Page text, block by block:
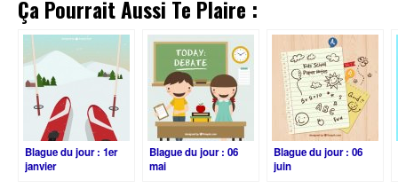
Ça Pourrait Aussi Te Plaire :
Blague du jour : 1er
janvier
Blague du jour : 06
mai
Blague du jour : 06
juin